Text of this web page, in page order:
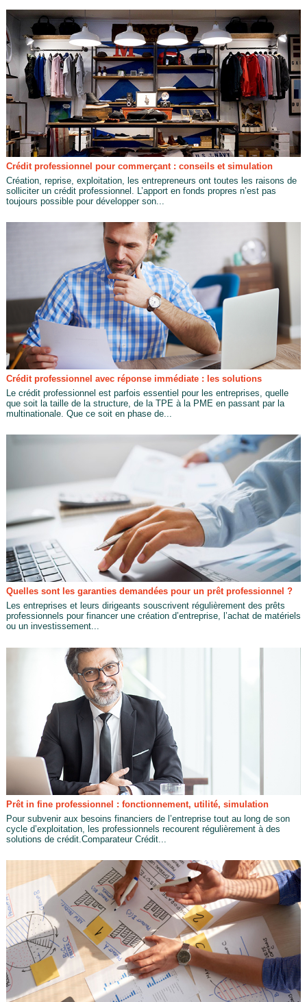
Crédit professionnel pour commerçant : conseils et simulation
Création, reprise, exploitation, les entrepreneurs ont toutes les raisons de
solliciter un crédit professionnel. L’apport en fonds propres n’est pas
toujours possible pour développer son...
Crédit professionnel avec réponse immédiate : les solutions
Le crédit professionnel est parfois essentiel pour les entreprises, quelle
que soit la taille de la structure, de la TPE à la PME en passant par la
multinationale. Que ce soit en phase de...
Quelles sont les garanties demandées pour un prêt professionnel ?
Les entreprises et leurs dirigeants souscrivent régulièrement des prêts
professionnels pour financer une création d’entreprise, l’achat de matériels
ou un investissement...
Prêt in fine professionnel : fonctionnement, utilité, simulation
Pour subvenir aux besoins financiers de l’entreprise tout au long de son
cycle d’exploitation, les professionnels recourent régulièrement à des
solutions de crédit.Comparateur Crédit...